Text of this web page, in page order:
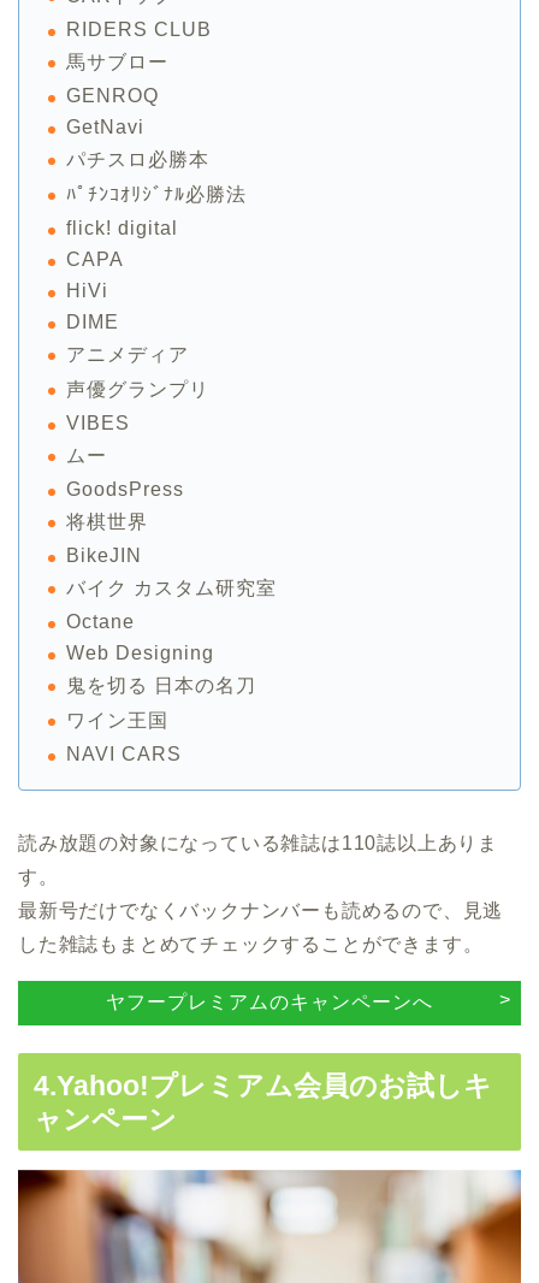
RIDERS CLUB
馬サブロー
GENROQ
GetNavi
パチスロ必勝本
ﾊﾟﾁﾝｺｵﾘｼﾞﾅﾙ必勝法
flick! digital
CAPA
HiVi
DIME
アニメディア
声優グランプリ
VIBES
ムー
GoodsPress
将棋世界
BikeJIN
バイク カスタム研究室
Octane
Web Designing
鬼を切る 日本の名刀
ワイン王国
NAVI CARS
読み放題の対象になっている雑誌は110誌以上ありま
す。
最新号だけでなくバックナンバーも読めるので、見逃
した雑誌もまとめてチェックすることができます。
ヤフープレミアムのキャンペーンへ
4.Yahoo!プレミアム会員のお試しキ
ャンペーン